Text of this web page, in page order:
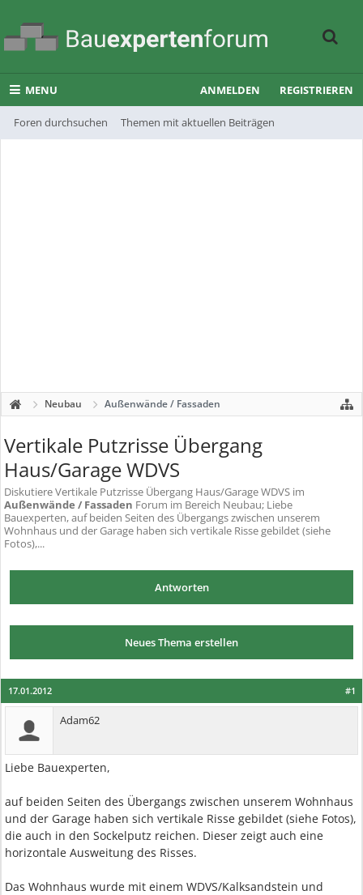
MENU
Foren durchsuchen Themen mit aktuellen Beiträgen
ANMELDEN REGISTRIEREN
Neubau Außenwände / Fassaden
Vertikale Putzrisse Übergang
Haus/Garage WDVS
DiskutiereVertikale Putzrisse Übergang Haus/Garage WDVS im
Außenwände / Fassaden Forum im Bereich Neubau; Liebe
Bauexperten, auf beiden Seiten des Übergangs zwischen unserem
Wohnhaus und der Garage haben sich vertikale Risse gebildet (siehe
Fotos),...
Antworten
Neues Thema erstellen
#1
17.01.2012
Adam62
Liebe Bauexperten,
auf beiden Seiten des Übergangs zwischen unserem Wohnhaus
und der Garage haben sich vertikale Risse gebildet (siehe Fotos),
die auch in den Sockelputz reichen. Dieser zeigt auch eine
horizontale Ausweitung des Risses.
Das Wohnhaus wurde mit einem WDVS/Kalksandstein und